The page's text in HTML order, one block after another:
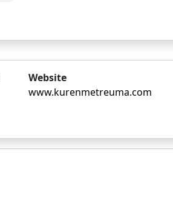
Website
www.kurenmetreuma.com